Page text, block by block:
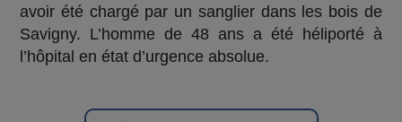
avoir été chargé par un sanglier dans les bois de
Savigny. L’homme de 48 ans a été héliporté à
l’hôpital en état d’urgence absolue.